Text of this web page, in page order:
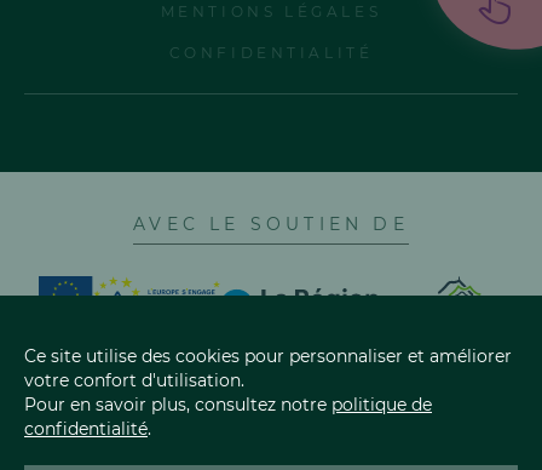
MENTIONS LÉGALES
CONFIDENTIALITÉ
AVEC LE SOUTIEN DE
LES CINQ FROMAGES AOP
AOP CANTAL
Ce site utilise des cookies pour personnaliser et améliorer
votre confort d'utilisation.
Pour en savoir plus, consultez notre politique de
confidentialité.